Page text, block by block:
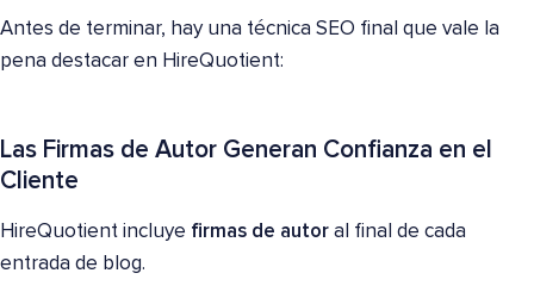
Antes de terminar, hay una técnica SEO final que vale la
pena destacar en HireQuotient:
Las Firmas de Autor Generan Confianza en el
Cliente
HireQuotient incluye firmas de autor al final de cada
entrada de blog.